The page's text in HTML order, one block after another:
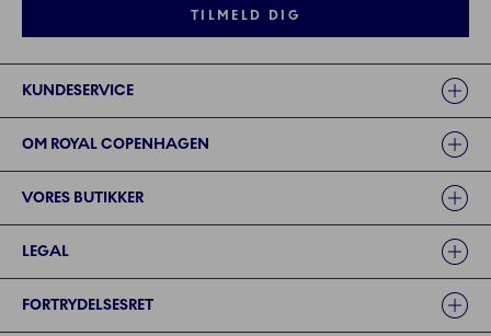
TILMELD DIG
KUNDESERVICE
OM ROYAL COPENHAGEN
VORES BUTIKKER
LEGAL
FORTRYDELSESRET